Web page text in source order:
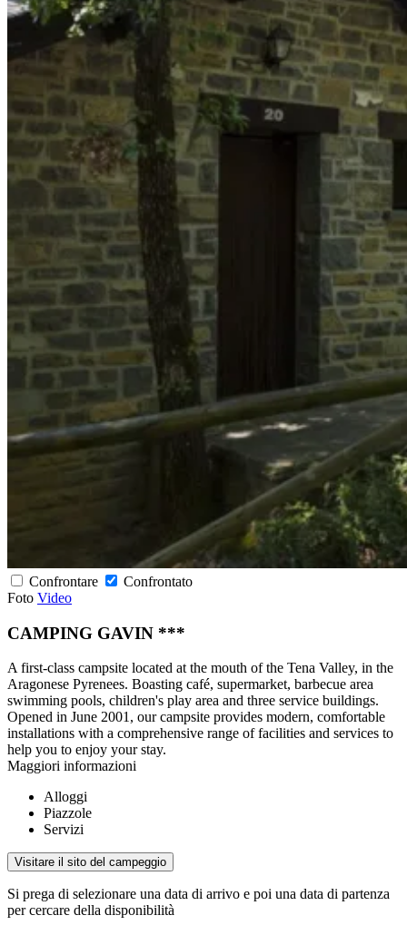
Confrontare
Confrontato
Foto Video
CAMPING GAVIN ***
A first-class campsite located at the mouth of the Tena Valley, in the
Aragonese Pyrenees. Boasting café, supermarket, barbecue area
swimming pools, children's play area and three service buildings.
Opened in June 2001, our campsite provides modern, comfortable
installations with a comprehensive range of facilities and services to
help you to enjoy your stay.
Maggiori informazioni
Alloggi
Piazzole
Servizi
Visitare il sito del campeggio
Si prega di selezionare una data di arrivo e poi una data di partenza
per cercare della disponibilità